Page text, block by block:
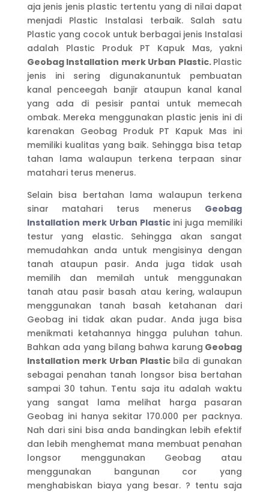
aja jenis jenis plastic tertentu yang di nilai dapat
menjadi Plastic Instalasi terbaik. Salah satu
Plastic yang cocok untuk berbagai jenis Instalasi
adalah Plastic Produk PT Kapuk Mas, yakni
Geobag Installation merk Urban Plastic. Plastic
jenis ini sering digunakanuntuk pembuatan
kanal penceegah banjir ataupun kanal kanal
yang ada di pesisir pantai untuk memecah
ombak. Mereka menggunakan plastic jenis ini di
karenakan Geobag Produk PT Kapuk Mas ini
memiliki kualitas yang baik. Sehingga bisa tetap
tahan lama walaupun terkena terpaan sinar
matahari terus menerus.
Selain bisa bertahan lama walaupun terkena
sinar matahari terus menerus Geobag
Installation merk Urban Plastic ini juga memiliki
testur yang elastic. Sehingga akan sangat
memudahkan anda untuk mengisinya dengan
tanah ataupun pasir. Anda juga tidak usah
memilih dan memilah untuk menggunakan
tanah atau pasir basah atau kering, walaupun
menggunakan tanah basah ketahanan dari
Geobag ini tidak akan pudar. Anda juga bisa
menikmati ketahannya hingga puluhan tahun.
Bahkan ada yang bilang bahwa karung Geobag
Installation merk Urban Plastic bila di gunakan
sebagai penahan tanah longsor bisa bertahan
sampai 30 tahun. Tentu saja itu adalah waktu
yang sangat lama melihat harga pasaran
Geobag ini hanya sekitar 170.000 per packnya.
Nah dari sini bisa anda bandingkan lebih efektif
dan lebih menghemat mana membuat penahan
longsor menggunakan Geobag atau
menggunakan bangunan cor yang
menghabiskan biaya yang besar. ? tentu saja